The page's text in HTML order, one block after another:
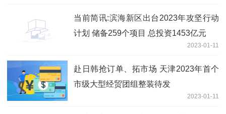
当前简讯:滨海新区出台2023年攻坚行动
计划 储备259个项目 总投资1453亿元
2023-01-11
赴日韩抢订单、拓市场 天津2023年首个
市级大型经贸团组整装待发
2023-01-11